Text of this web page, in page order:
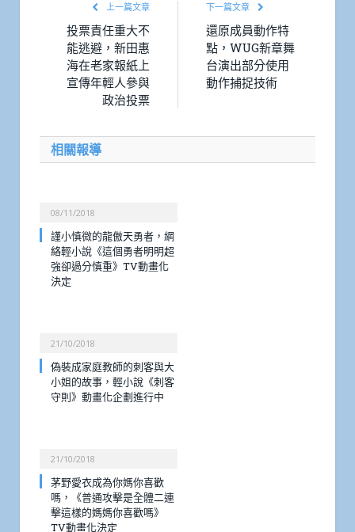
上一篇文章
投票責任重大不
能逃避，新田惠
海在老家報紙上
宣傳年輕人參與
政治投票
下一篇文章
還原成員動作特
點，WUG新章舞
台演出部分使用
動作捕捉技術
相關報導
08/11/2018
謹小慎微的龍傲天勇者，網
絡輕小說《這個勇者明明超
強卻過分慎重》TV動畫化
決定
21/10/2018
偽裝成家庭教師的刺客與大
小姐的故事，輕小說《刺客
守則》動畫化企劃進行中
21/10/2018
茅野愛衣成為你媽你喜歡
嗎，《普通攻擊是全體二連
擊這樣的媽媽你喜歡嗎》
TV動畫化決定